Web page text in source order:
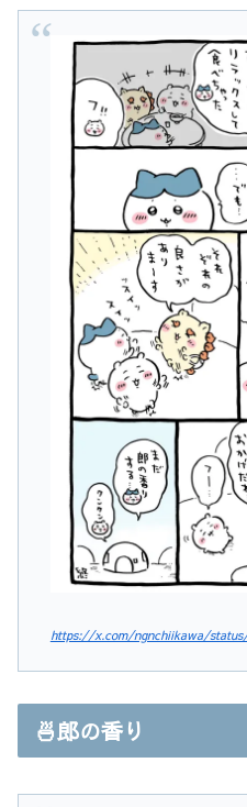
https://x.com/ngnchiikawa/status/
🍜郎の香り